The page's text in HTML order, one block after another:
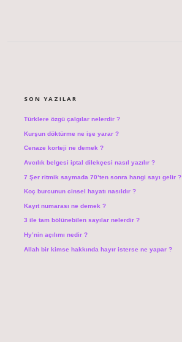
SON YAZILAR
Türklere özgü çalgılar nelerdir ?
Kurşun döktürme ne işe yarar ?
Cenaze korteji ne demek ?
Avcılık belgesi iptal dilekçesi nasıl yazılır ?
7 Şer ritmik saymada 70’ten sonra hangi sayı gelir ?
Koç burcunun cinsel hayatı nasıldır ?
Kayıt numarası ne demek ?
3 ile tam bölünebilen sayılar nelerdir ?
Hy’nin açılımı nedir ?
Allah bir kimse hakkında hayır isterse ne yapar ?